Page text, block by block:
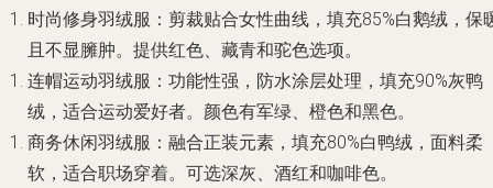
时尚修身羽绒服 ：剪裁贴合女性曲线，填充85%白鹅绒，保
且不显臃肿。提供红色、藏青和驼色选项。
连帽运动羽绒服 ：功能性强，防水涂层处理，填充90%灰鸭
绒，适合运动爱好者。颜色有军绿、橙色和黑色。
商务休闲羽绒服 ：融合正装元素，填充80%白鸭绒，面料柔
软，适合职场穿着。可选深灰、酒红和咖啡色。